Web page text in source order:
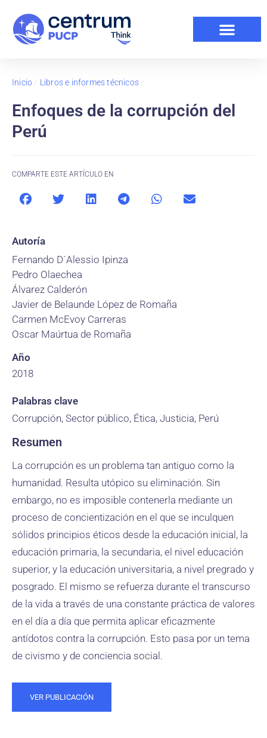
Inicio / Libros e informes técnicos /
Enfoques de la corrupción del
Perú
COMPARTE ESTE ARTÍCULO EN
Autoría
Fernando D´Alessio Ipinza
Pedro Olaechea
Álvarez Calderón
Javier de Belaunde López de Romaña
Carmen McEvoy Carreras
Oscar Maúrtua de Romaña
Año
2018
Palabras clave
Corrupción, Sector público, Ética, Justicia, Perú
Resumen
La corrupción es un problema tan antiguo como la
humanidad. Resulta utópico su eliminación. Sin
embargo, no es imposible contenerla mediante un
proceso de concientización en el que se inculquen
sólidos principios éticos desde la educación inicial, la
educación primaria, la secundaria, el nivel educación
superior, y la educación universitaria, a nivel pregrado y
posgrado. El mismo se refuerza durante el transcurso
de la vida a través de una constante práctica de valores
en el día a día que permita aplicar eficazmente
antídotos contra la corrupción. Esto pasa por un tema
de civismo y de conciencia social.
VER PUBLICACIÓN